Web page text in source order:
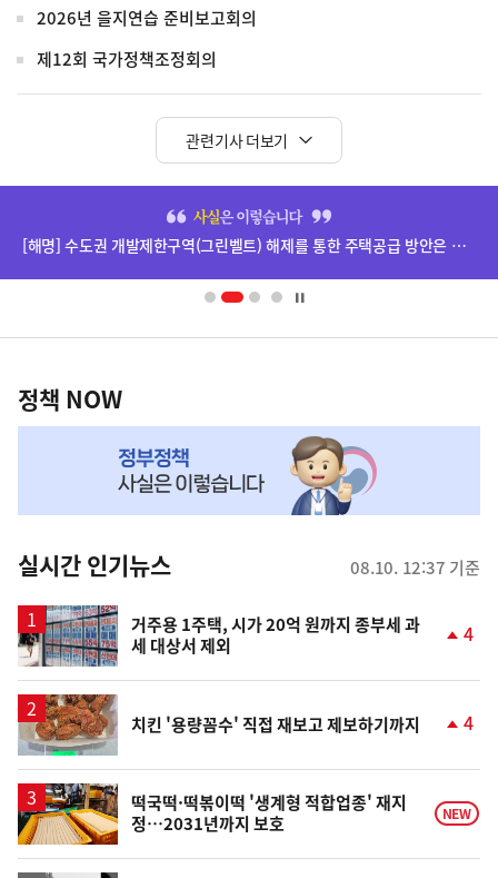
2026년 을지연습 준비보고회의
제12회 국가정책조정회의
관련기사 더보기
영
[해명] 수도권 개발제한구역(그린벨트) 해제를 통한 주택공급 방안은 확정된 바 없습니다.
책
NOW,
뉴
스
정책 NOW
실시간 인기뉴스 08.10. 12:37 기준
거주용 1주택, 시가 20억 원까지 종부세 과
세 대상서 제외
4
치킨 '용량꼼수' 직접 재보고 제보하기까지
승
4
떡국떡·떡볶이떡 '생계형 적합업종' 재지
정…2031년까지 보호
NEW